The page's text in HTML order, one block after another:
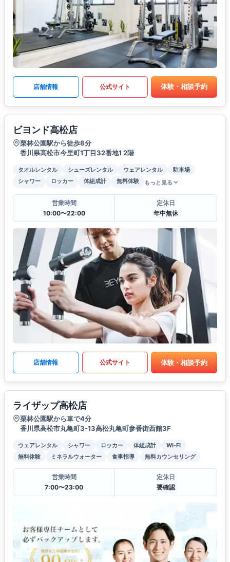
店舗情報 公式サイト 体験・相談予約
ビヨンド高松店
栗林公園駅から徒歩8分
香川県高松市今里町1丁目32番地1 2階
タオルレンタル シューズレンタル ウェアレンタル
駐車場
シャワー
ロッカー 体組成計 無料体験 もっと見る
営業時間
10:00〜22:00
定休日
年中無休
店舗情報 公式サイト 体験・相談予約
ライザップ高松店
栗林公園駅から車で4分
香川県高松市丸亀町3-13高松丸亀町参番街西館3F
ウェアレンタル シャワー ロッカー 体組成計
Wi-Fi
無料体験
ミネラルウォーター 食事指導 無料カウンセリング
営業時間
7:00〜23:00
定休日
要確認